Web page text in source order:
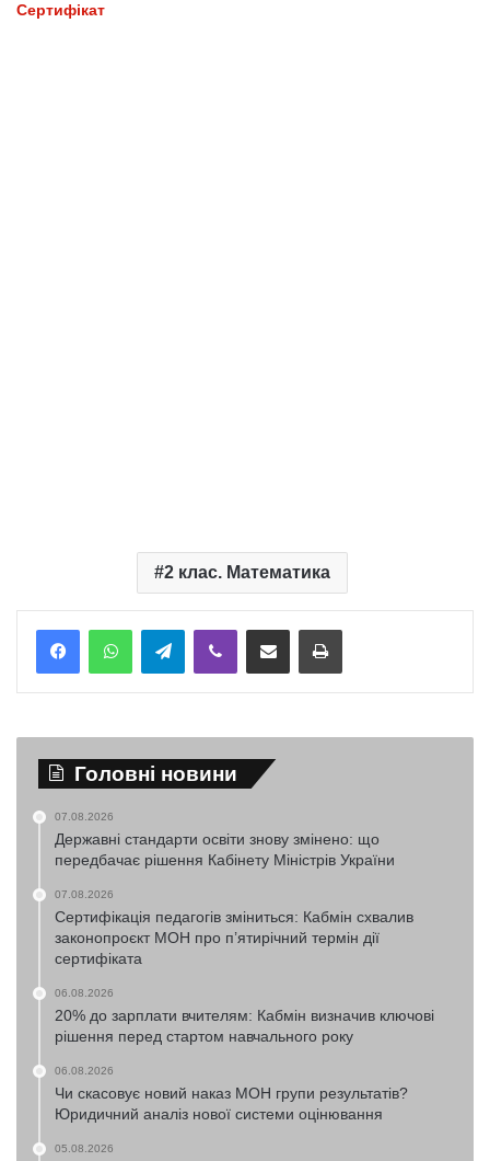
Сертифікат
2 клас. Математика
TelegramViber Надіслати електронною поштоюНадрукувати
Головні новини
07.08.2026
Державні стандарти освіти знову змінено: що
передбачає рішення Кабінету Міністрів України
07.08.2026
Сертифікація педагогів зміниться: Кабмін схвалив
законопроєкт МОН про п’ятирічний термін дії
сертифіката
06.08.2026
20% до зарплати вчителям: Кабмін визначив ключові
рішення перед стартом навчального року
06.08.2026
Чи скасовує новий наказ МОН групи результатів?
Юридичний аналіз нової системи оцінювання
05.08.2026